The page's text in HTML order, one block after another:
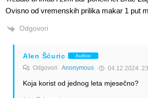
Ovisno od vremenskih prilika makar 1 put
Odgovori
Alen Šćuric Author
Odgovori Anonymous 04.12.2024.
Koja korist od jednog leta mjesečno?